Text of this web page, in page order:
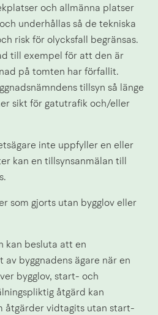
och allmänna platser
underhållas så de tekniska
risk för olycksfall begränsas.
till exempel för att den är
på tomten har förfallit.
tillsyn så länge
sikt för gatutrafik och/eller
inte uppfyller en eller
kan en tillsynsanmälan till
som gjorts utan bygglov eller
kan besluta att en
av byggnadens ägare när en
bygglov, start- och
åtgärd kan
åtgärder vidtagits utan start-